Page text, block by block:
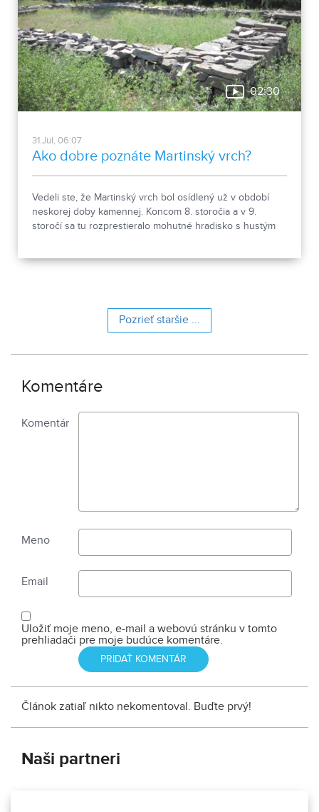
02:30
31.Jul, 06:07
Ako dobre poznáte Martinský vrch?
Vedeli ste, že Martinský vrch bol osídlený už v období
neskorej doby kamennej. Koncom 8. storočia a v 9.
storočí sa tu rozprestieralo mohutné hradisko s hustým
Pozrieť staršie ...
Komentáre
Komentár
Meno
Email
Uložiť moje meno, e-mail a webovú stránku v tomto
prehliadači pre moje budúce komentáre.
Článok zatiaľ nikto nekomentoval. Buďte prvý!
Naši partneri